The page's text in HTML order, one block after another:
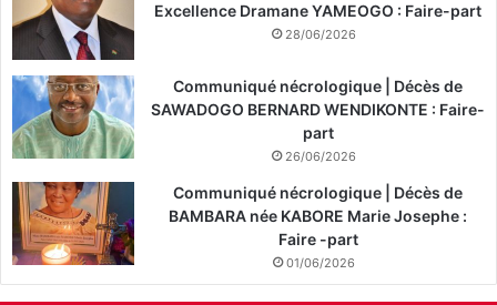
Excellence Dramane YAMEOGO : Faire-part
28/06/2026
Communiqué nécrologique | Décès de
SAWADOGO BERNARD WENDIKONTE : Faire-
part
26/06/2026
Communiqué nécrologique | Décès de
BAMBARA née KABORE Marie Josephe :
Faire -part
01/06/2026